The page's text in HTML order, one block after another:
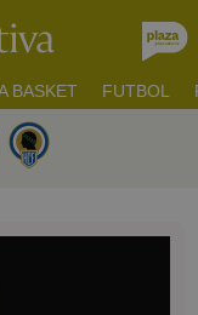
BASKET FUTBOL